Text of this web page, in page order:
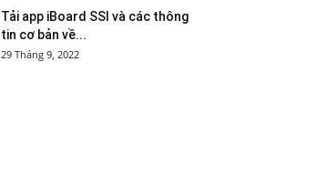
Tải app iBoard SSI và các thông
tin cơ bản về...
29 Tháng 9, 2022